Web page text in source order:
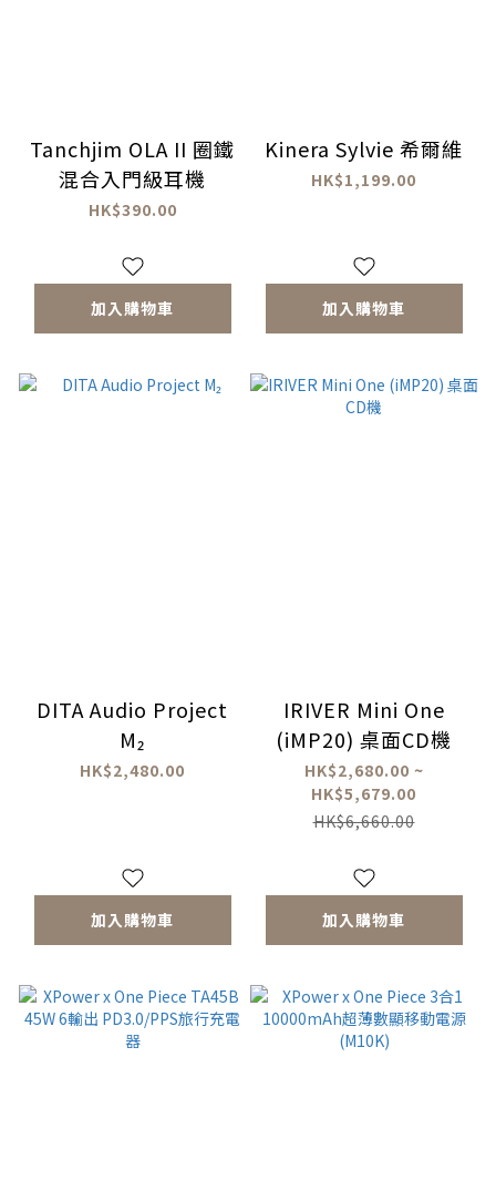
Tanchjim OLA II 圈鐵
混合入門級耳機
HK$390.00
加入購物車
Kinera Sylvie 希爾維
HK$1,199.00
加入購物車
DITA Audio Project
M₂
HK$2,480.00
加入購物車
IRIVER Mini One
(iMP20) 桌面CD機
HK$2,680.00 ~
HK$5,679.00
HK$6,660.00
加入購物車